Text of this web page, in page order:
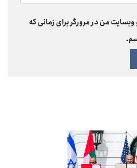
وبسایت من در مرورگر برای زمانی که